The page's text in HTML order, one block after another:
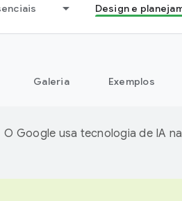
Design e
Galeria Exemplos
O Google usa tecnologia de IA